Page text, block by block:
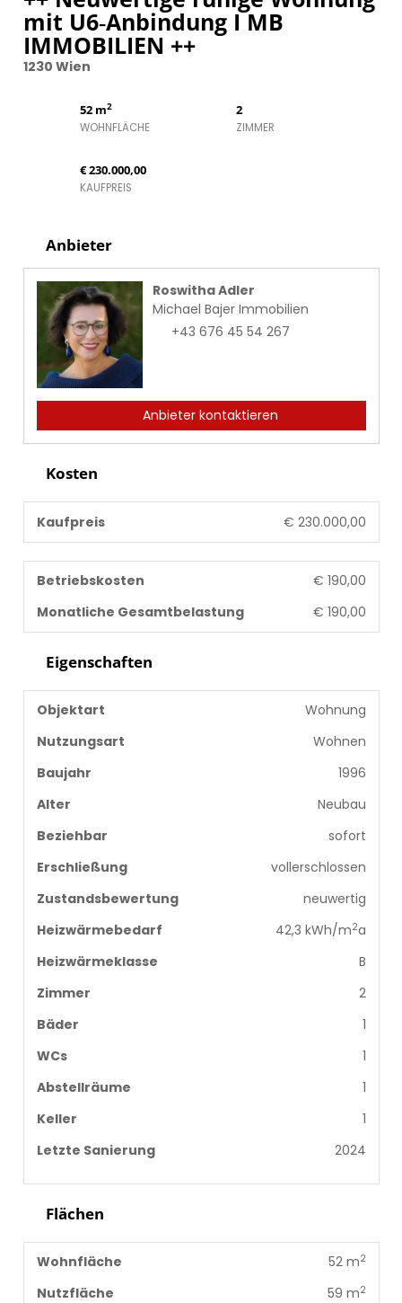
mit U6‑Anbindung I MB
IMMOBILIEN ++
1230 Wien
52 m2
WOHNFLÄCHE
2
ZIMMER
€ 230.000,00
KAUFPREIS
Anbieter
Roswitha Adler
Michael Bajer Immobilien
+43 676 45 54 267
Anbieter kontaktieren
Kosten
Kaufpreis € 230.000,00
Betriebskosten
€ 190,00
Monatliche Gesamtbelastung
€ 190,00
Eigenschaften
Objektart
Wohnung
Nutzungsart
Wohnen
Baujahr
1996
Alter
Neubau
Beziehbar
sofort
Erschließung
vollerschlossen
Zustandsbewertung
neuwertig
Heizwärmebedarf
42,3 kWh/m2a
Heizwärmeklasse
B
Zimmer
2
Bäder
1
WCs
1
Abstellräume
1
Keller
1
Letzte Sanierung
2024
Flächen
Wohnfläche 52 m2
Nutzfläche 59 m2